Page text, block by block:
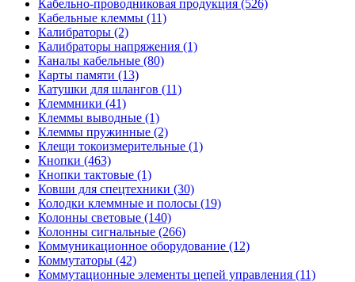
Кабельно-проводниковая продукция (526)
Кабельные клеммы (11)
Калибраторы (2)
Калибраторы напряжения (1)
Каналы кабельные (80)
Карты памяти (13)
Катушки для шлангов (11)
Клеммники (41)
Клеммы выводные (1)
Клеммы пружинные (2)
Клещи токоизмерительные (1)
Кнопки (463)
Кнопки тактовые (1)
Ковши для спецтехники (30)
Колодки клеммные и полосы (19)
Колонны световые (140)
Колонны сигнальные (266)
Коммуникационное оборудование (12)
Коммутаторы (42)
Коммутационные элементы цепей управления (11)